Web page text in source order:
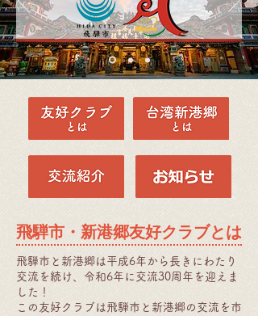
飛騨市・新港郷友好クラブとは
飛騨市と新港郷は平成6年から長きにわたり
交流を続け、令和6年に交流30周年を迎えま
した！
この友好クラブは飛騨市と新港郷の交流を市